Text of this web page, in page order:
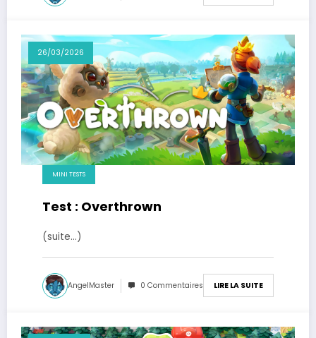
26/03/2026
MINI TESTS
Test : Overthrown
(suite…)
AngelMaster 0 Commentaires LIRE LA SUITE